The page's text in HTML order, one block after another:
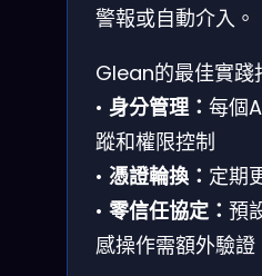
警報或自動介入。
Glean的最佳實踐
• 身分管理： 每個
蹤和權限控制
• 憑證輪換： 定期
• 零信任協定： 預
感操作需額外驗證